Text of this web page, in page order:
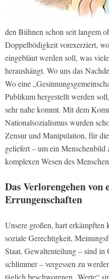
den Bühnen schon seit langem
Doppelbödigkeit vorexerziert,
eingebläut werden soll, was
heraushängt. Wo uns das
Wo eine
Publikum hergestellt werden
sehr nahe kommt. Mit dem
Nationalsozialismus wurden
Zensur und Manipulation, für
geliefert – um ein
komplexen Wesen des
Das Verlorengehen von
Errungenschaften
Unsere großen, hart
soziale Gerechtigkeit,
Staat, Gewaltenteilung – sind in
schlimmer – vergessen zu
täglich beschworenen „Werte“